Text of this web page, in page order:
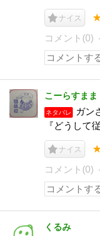
ナイス
コメント(0)
こーらすまま
ネタバレ
ガン
『どうして
ナイス
コメント(0)
くるみ